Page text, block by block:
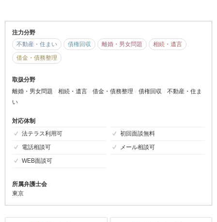
注力分野
不動産・住まい
債権回収 離婚・男女問題
相続・遺言
借金・債務整理
取扱分野
離婚・男女問題
相続・遺言 借金・債務整理 債権回収
不動産・住ま
い
対応体制
法テラス利用可
初回面談無料
電話相談可
メール相談可
WEB面談可
所属弁護士会
東京